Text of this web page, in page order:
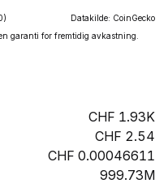
Datakilde: CoinGecko
garanti for fremtidig avkastning.
1.93K
2.54
0.00046611
999.73M